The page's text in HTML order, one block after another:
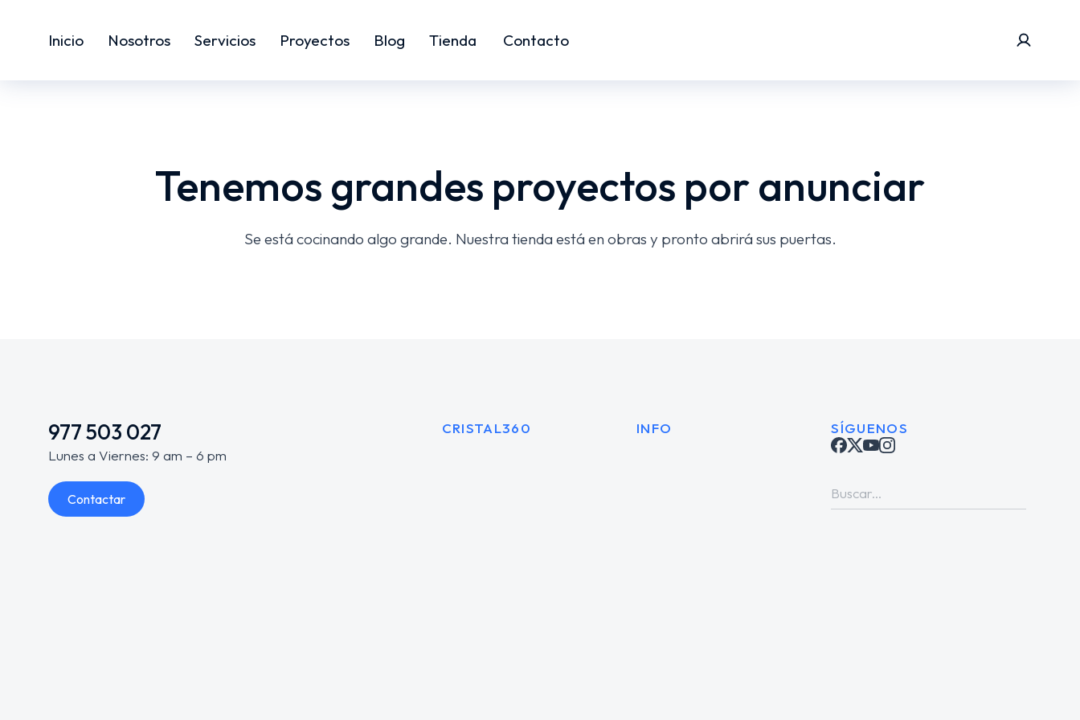
Inicio Nosotros Servicios Proyectos Blog Tienda Contacto
Tenemos grandes proyectos por anunciar
Se está cocinando algo grande. Nuestra tienda está en obras y pronto abrirá sus puertas.
977 503 027
Lunes a Viernes: 9 am – 6 pm
Contactar
CRISTAL360 INFO SÍGUENOS